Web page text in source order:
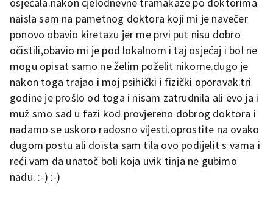
naisla sam na pametnog doktora koji mi je navečer
ponovo obavio kiretazu jer me prvi put nisu dobro
očistili,obavio mi je pod lokalnom i taj osjećaj i bol ne
mogu opisat samo ne želim poželit nikome.dugo je
nakon toga trajao i moj psihički i fizički oporavak.tri
godine je prošlo od toga i nisam zatrudnila ali evo ja i
muž smo sad u fazi kod provjereno dobrog doktora i
nadamo se uskoro radosno vijesti.oprostite na ovako
dugom postu ali doista sam tila ovo podijelit s vama i
reći vam da unatoč boli koja uvik tinja ne gubimo
nadu. :-) :-)